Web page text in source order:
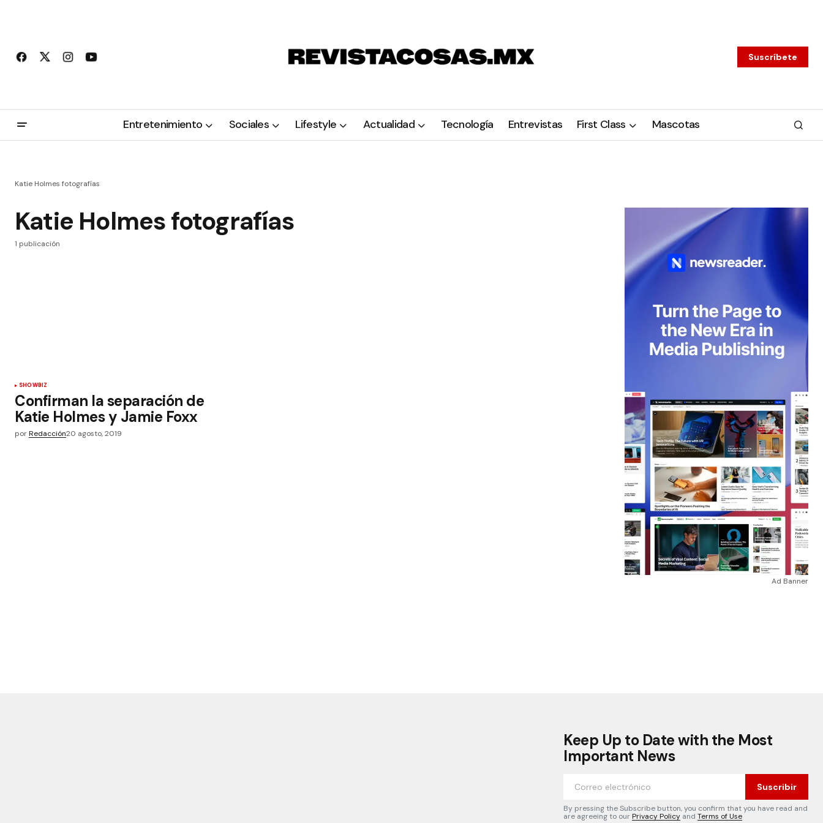
Suscríbete
Entretenimiento Sociales Lifestyle Actualidad Tecnología Entrevistas First Class Mascotas
Katie Holmes fotografías
Katie Holmes fotografías
1 publicación
SHOWBIZ
Confirman la separación de
Katie Holmes y Jamie Foxx
porRedacción20 agosto, 2019
Ad Banner
Keep Up to Date with the Most
Important News
Suscribir
By pressing the Subscribe button, you confirm that you have read and
are agreeing to ourPrivacy Policy and Terms of Use